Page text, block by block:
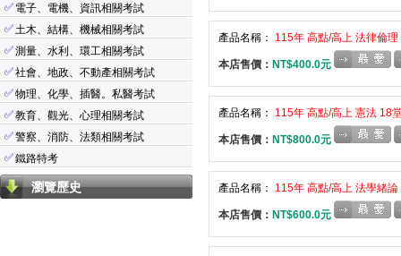
✅ 電子、電機、資訊相關考試
✅土木、結構、機械相關考試
✅測量、水利、環工相關考試
✅社會、地政、不動產相關考試
✅物理、化學、插醫。私醫考試
✅教育、觀光、心理相關考試
✅警察、消防、法類相關考試
✅鐵路特考
瀏覽歷史
產品名稱： 115年 高點/高上 法律倫
本店售價： NT$400.0元
產品名稱： 115年 高點/高上 憲法 18
本店售價： NT$800.0元
產品名稱： 115年 高點/高上 法學緒
本店售價： NT$600.0元